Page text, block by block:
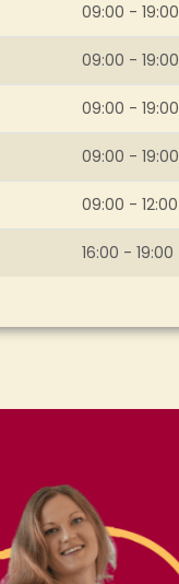
09:00 - 19:00
09:00 - 19:00
09:00 - 19:00
09:00 - 19:00
09:00 - 12:00
16:00 - 19:00